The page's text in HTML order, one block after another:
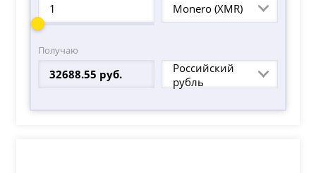
Monero (XMR)
Получаю
Российский
рубль